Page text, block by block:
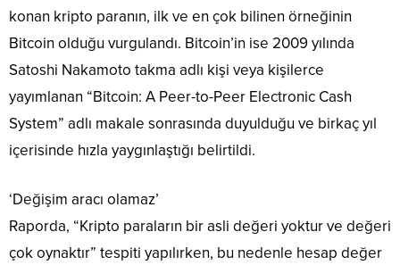
konan kripto paranın, ilk ve en çok bilinen örneğinin
Bitcoin olduğu vurgulandı. Bitcoin’in ise 2009 yılında
Satoshi Nakamoto takma adlı kişi veya kişilerce
yayımlanan “Bitcoin: A Peer-to-Peer Electronic Cash
System” adlı makale sonrasında duyulduğu ve birkaç yıl
içerisinde hızla yaygınlaştığı belirtildi.
‘Değişim aracı olamaz’
Raporda, “Kripto paraların bir asli değeri yoktur ve değeri
çok oynaktır” tespiti yapılırken, bu nedenle hesap değer